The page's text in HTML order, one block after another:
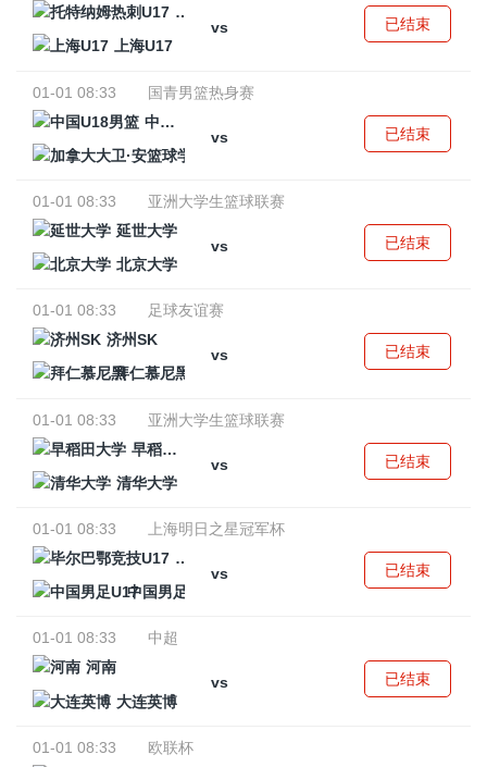
托特纳姆热刺U17
vs
上海U17
已结束
01-01 08:33
国青男篮热身赛
中国U18男篮
vs
已结束
01-01 08:33
亚洲大学生篮球联赛
延世大学
vs
北京大学
已结束
01-01 08:33
足球友谊赛
济州SK
vs
拜仁慕尼黑
已结束
01-01 08:33
亚洲大学生篮球联赛
早稻田大学
vs
清华大学
已结束
01-01 08:33
上海明日之星冠军杯
毕尔巴鄂竞技U17
vs
中国男足U17
已结束
01-01 08:33
中超
河南
vs
大连英博
已结束
01-01 08:33
欧联杯